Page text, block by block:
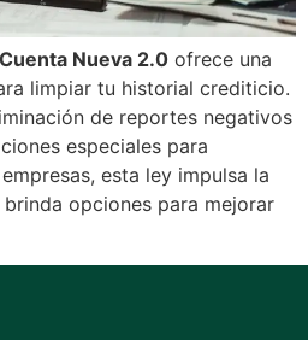
Nueva 2.0 ofrece una
limpiar tu historial crediticio.
de reportes negativos
especiales para
esta ley impulsa la
opciones para mejorar